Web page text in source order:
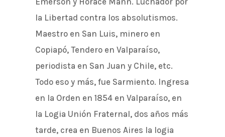
la Libertad contra los absolutismos.
Maestro en San Luis, minero en
Copiapó, Tendero en Valparaíso,
periodista en San Juan y Chile, etc.
Todo eso y más, fue Sarmiento. Ingresa
en la Orden en 1854 en Valparaíso, en
la Logia Unión Fraternal, dos años más
tarde, crea en Buenos Aires la logia